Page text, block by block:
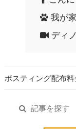
我が
ディ
ポスティング配布
記事を探す